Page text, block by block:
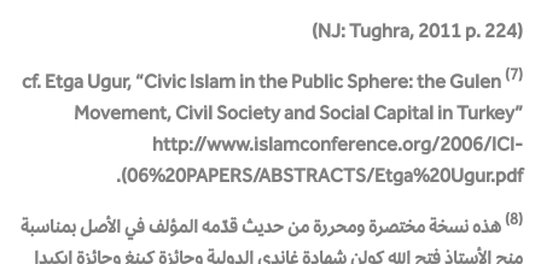
(NJ: Tughra, 2011 p. 224)
(7)
cf. Etga Ugur, “Civic Islam in the Public Sphere: the Gulen
Movement, Civil Society and Social Capital in Turkey”
http://www.islamconference.org/2006/ICI-
06%20PAPERS/ABSTRACTS/Etga%20Ugur.pdf).
(8)
هذه نسخة مختصرة ومحررة من حديث قدّمه المؤلف في الأصل بمناسبة
منح الأستاذ فتح الله كولن شهادة غاندي الدولية وجائزة كينغ وجائزة إيكيدا